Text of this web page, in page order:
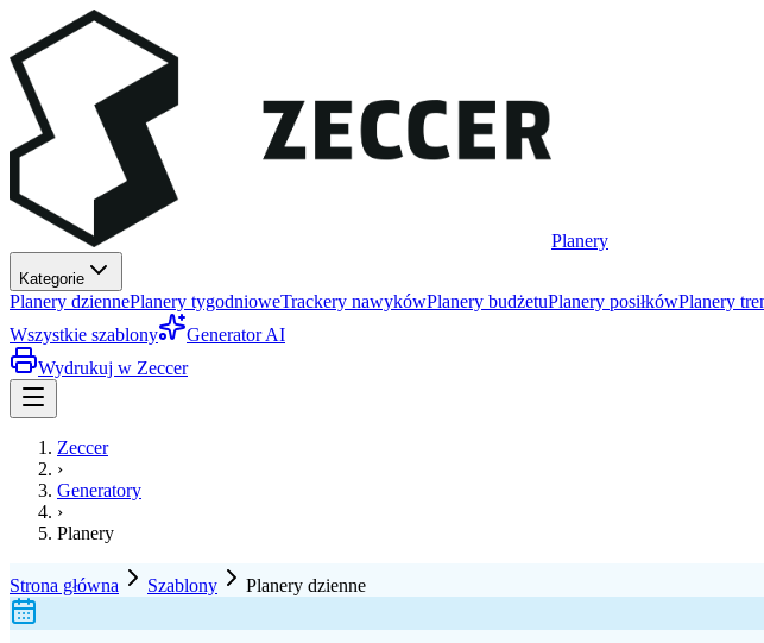
Planery
Kategorie
Planery dziennePlanery tygodnioweTrackery nawykówPlanery budżetuPlanery posiłkówPlanery
Wszystkie szablony
Generator AI
Wydrukuj w Zeccer
Zeccer
›
Generatory
›
Planery
Strona główna Szablony Planery dzienne